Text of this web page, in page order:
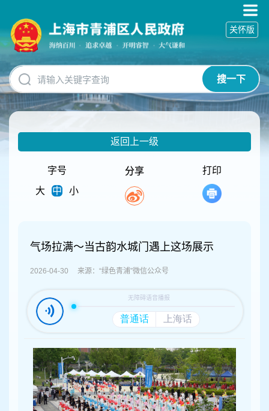
碍
操
明
跳
转
到
网
搜一下
关怀版
返回上一级
字号
大
中 小
分享 打印
气场拉满～当古韵水城门遇上这场展示
2026-04-30 来源：“绿色青浦”微信公众号